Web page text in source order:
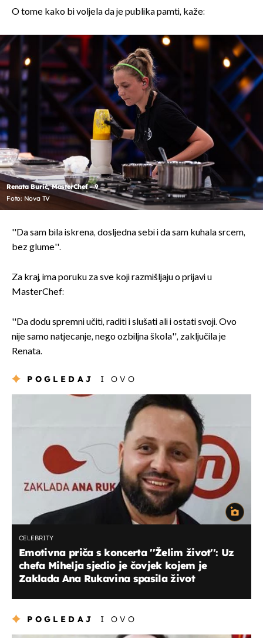
O tome kako bi voljela da je publika pamti, kaže:
Renata Burić, MasterChef - 9
Foto: Nova TV
''Da sam bila iskrena, dosljedna sebi i da sam kuhala srcem,
bez glume''.
Za kraj, ima poruku za sve koji razmišljaju o prijavi u
MasterChef:
''Da dodu spremni učiti, raditi i slušati ali i ostati svoji. Ovo
nije samo natjecanje, nego ozbiljna škola'', zaključila je
Renata.
POGLEDAJ I OVO
CELEBRITY
Emotivna priča s koncerta ''Želim život'': Uz
chefa Mihelja sjedio je čovjek kojem je
Zaklada Ana Rukavina spasila život
POGLEDAJ I OVO